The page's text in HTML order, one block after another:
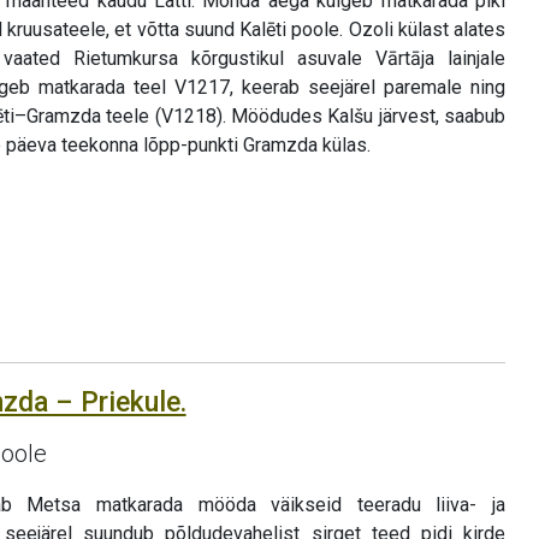
et võtta suund Kalēti poole. Ozoli külast alates
Rietumkursa kõrgustikul asuvale Vārtāja lainjale
matkarada teel V1217, keerab seejärel paremale ning
teele (V1218). Möödudes Kalšu järvest, saabub
teekonna lõpp-punkti Gramzda külas.
– Priekule.
Metsa matkarada mööda väikseid teeradu liiva- ja
seejärel suundub põldudevahelist sirget teed pidi kirde